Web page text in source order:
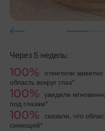
Через 5 недель:
100%
отметили
область вокруг глаз*
100%
увидели
под глазам*
100%
сказали, что
сияющей*